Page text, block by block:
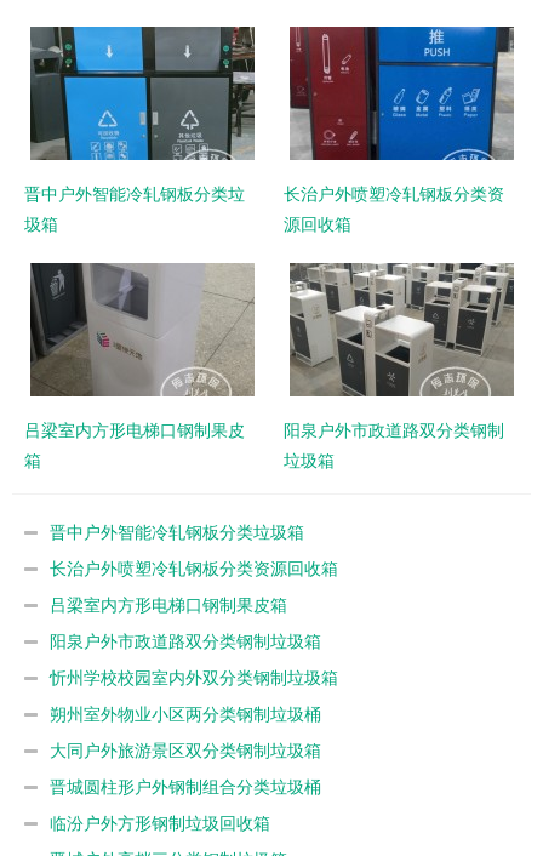
晋中户外智能冷轧钢板分类垃
圾箱
长治户外喷塑冷轧钢板分类资
源回收箱
吕梁室内方形电梯口钢制果皮
箱
阳泉户外市政道路双分类钢制
垃圾箱
晋中户外智能冷轧钢板分类垃圾箱
长治户外喷塑冷轧钢板分类资源回收箱
吕梁室内方形电梯口钢制果皮箱
阳泉户外市政道路双分类钢制垃圾箱
忻州学校校园室内外双分类钢制垃圾箱
朔州室外物业小区两分类钢制垃圾桶
大同户外旅游景区双分类钢制垃圾箱
晋城圆柱形户外钢制组合分类垃圾桶
临汾户外方形钢制垃圾回收箱